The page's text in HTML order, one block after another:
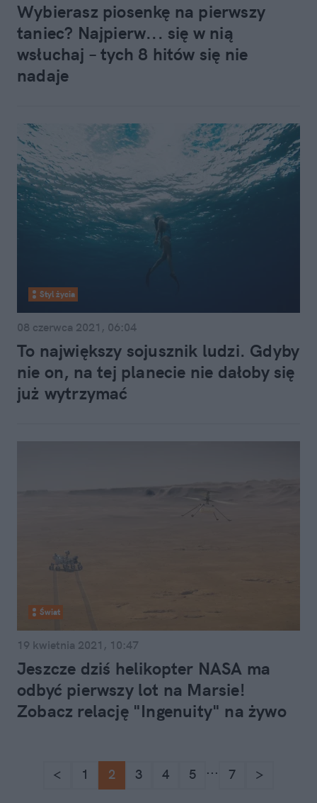
Wybierasz piosenkę na pierwszy
taniec? Najpierw... się w nią
wsłuchaj – tych 8 hitów się nie
nadaje
Styl życia
08 czerwca 2021, 06:04
To największy sojusznik ludzi. Gdyby
nie on, na tej planecie nie dałoby się
już wytrzymać
Świat
19 kwietnia 2021, 10:47
Jeszcze dziś helikopter NASA ma
odbyć pierwszy lot na Marsie!
Zobacz relację "Ingenuity" na żywo
< 1 2 3 4 5 ... 7 >